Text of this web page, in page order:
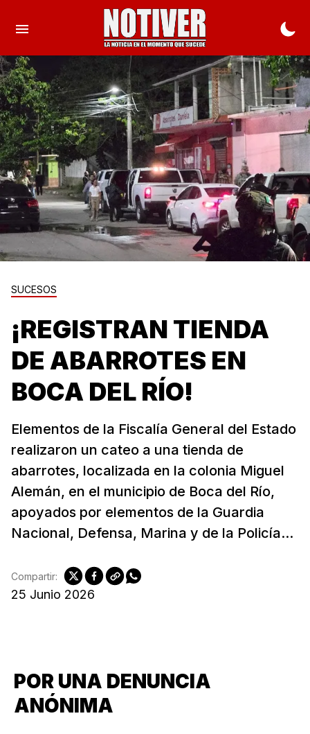
SUCESOS
¡REGISTRAN TIENDA
DE ABARROTES EN
BOCA DEL RÍO!
Elementos de la Fiscalía General del Estado
realizaron un cateo a una tienda de
abarrotes, localizada en la colonia Miguel
Alemán, en el municipio de Boca del Río,
apoyados por elementos de la Guardia
Nacional, Defensa, Marina y de la Policía...
25 Junio 2026
Compartir:
POR UNA DENUNCIA
ANÓNIMA